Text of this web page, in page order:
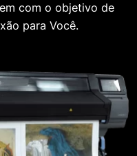
com o objetivo de
para Você.